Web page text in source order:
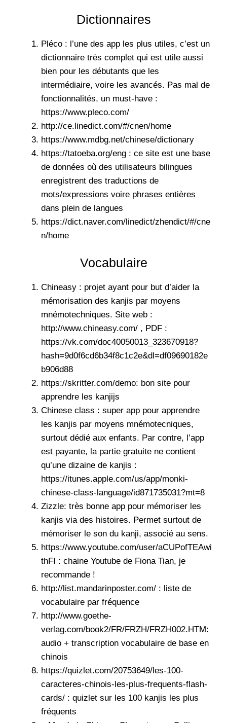
Dictionnaires
Pléco : l’une des app les plus utiles, c’est un
dictionnaire très complet qui est utile aussi
bien pour les débutants que les
intermédiaire, voire les avancés. Pas mal de
fonctionnalités, un must-have :
https://www.pleco.com/
http://ce.linedict.com/#/cnen/home
https://www.mdbg.net/chinese/dictionary
https://tatoeba.org/eng : ce site est une base
de données où des utilisateurs bilingues
enregistrent des traductions de
mots/expressions voire phrases entières
dans plein de langues
https://dict.naver.com/linedict/zhendict/#/cne
n/home
Vocabulaire
Chineasy : projet ayant pour but d’aider la
mémorisation des kanjis par moyens
mnémotechniques. Site web :
http://www.chineasy.com/ , PDF :
https://vk.com/doc40050013_323670918?
hash=9d0f6cd6b34f8c1c2e&dl=df09690182e
b906d88
https://skritter.com/demo: bon site pour
apprendre les kanjijs
Chinese class : super app pour apprendre
les kanjis par moyens mnémotecniques,
surtout dédié aux enfants. Par contre, l’app
est payante, la partie gratuite ne contient
qu’une dizaine de kanjis :
https://itunes.apple.com/us/app/monki-
chinese-class-language/id871735031?mt=8
Zizzle: très bonne app pour mémoriser les
kanjis via des histoires. Permet surtout de
mémoriser le son du kanji, associé au sens.
https://www.youtube.com/user/aCUPofTEAwi
thFI : chaine Youtube de Fiona Tian, je
recommande !
http://list.mandarinposter.com/ : liste de
vocabulaire par fréquence
http://www.goethe-
verlag.com/book2/FR/FRZH/FRZH002.HTM:
audio + transcription vocabulaire de base en
chinois
https://quizlet.com/20753649/les-100-
caracteres-chinois-les-plus-frequents-flash-
cards/ : quizlet sur les 100 kanjis les plus
fréquents